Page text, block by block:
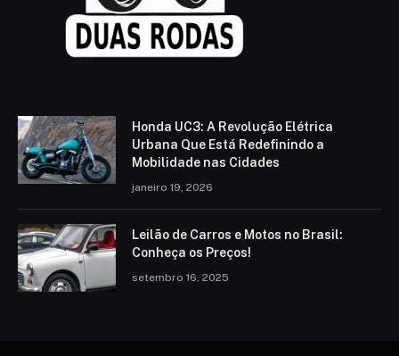
Honda UC3: A Revolução Elétrica
Urbana Que Está Redefinindo a
Mobilidade nas Cidades
janeiro 19, 2026
Leilão de Carros e Motos no Brasil:
Conheça os Preços!
setembro 16, 2025